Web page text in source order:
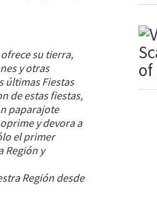
su tierra,
y otras
últimas Fiestas
de estas fiestas,
paparajote
y devora a
el primer
Región y
Región desde